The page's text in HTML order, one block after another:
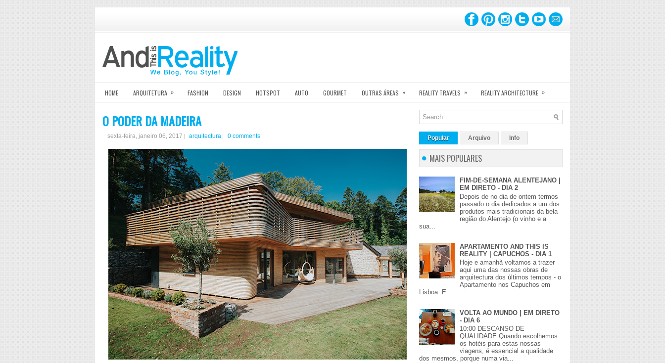
HOME ARQUITETURA » FASHION DESIGN HOTSPOT AUTO GOURMET OUTRAS ÁREAS » REALITY TRAVELS » REALITY ARCHITECTURE »
O PODER DA MADEIRA
sexta-feira, janeiro 06, 2017 arquitectura 0 comments Popular Arquivo Info
MAIS POPULARES
FIM-DE-SEMANA ALENTEJANO |
EM DIRETO - DIA 2
Depois de no dia de ontem termos
passado o dia dedicados a um dos
produtos mais tradicionais da bela
região do Alentejo (o vinho e a
sua...
APARTAMENTO AND THIS IS
REALITY | CAPUCHOS - DIA 1
Hoje e amanhã voltamos a trazer
aqui uma das nossas obras de
arquitectura dos últimos tempos - o
Apartamento nos Capuchos em
Lisboa. E...
VOLTA AO MUNDO | EM DIRETO
- DIA 6
10:00 DESCANSO DE
QUALIDADE Quando escolhemos
os hotéis para estas nossas
viagens, é essencial a qualidade
dos mesmos, porque numa via...